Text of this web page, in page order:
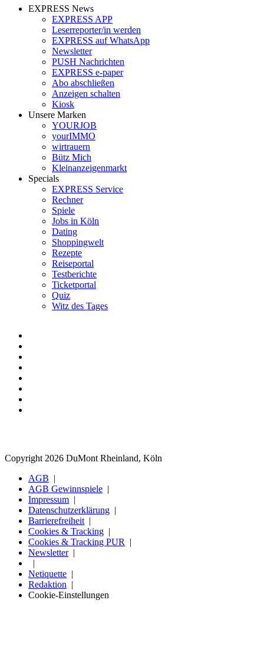
EXPRESS News
EXPRESS APP
Leserreporter/in werden
EXPRESS auf WhatsApp
Newsletter
PUSH Nachrichten
EXPRESS e-paper
Abo abschließen
Anzeigen schalten
Kiosk
Unsere Marken
YOURJOB
yourIMMO
wirtrauern
Bütz Mich
Kleinanzeigenmarkt
Specials
EXPRESS Service
Rechner
Spiele
Jobs in Köln
Dating
Shoppingwelt
Rezepte
Reiseportal
Testberichte
Ticketportal
Quiz
Witz des Tages
Copyright 2026 DuMont Rheinland, Köln
AGB
AGB Gewinnspiele
Impressum
Datenschutzerklärung
Barrierefreiheit
Cookies & Tracking
Cookies & Tracking PUR
Newsletter
Netiquette
Redaktion
Cookie-Einstellungen